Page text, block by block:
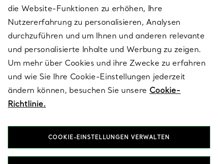
ÜBER TIFFANY & CO.
RECHTLICHE HINWEISE
FOLGEN SIE UNS
die Website-Funktionen zu erhöhen, Ihre
Nutzererfahrung zu personalisieren, Analysen
durchzuführen und um Ihnen und anderen relevante
und personalisierte Inhalte und Werbung zu zeigen.
Um mehr über Cookies und ihre Zwecke zu erfahren
und wie Sie Ihre Cookie-Einstellungen jederzeit
ändern können, besuchen Sie unsere Cookie-
Richtlinie.
COOKIE-EINSTELLUNGEN VERWALTEN